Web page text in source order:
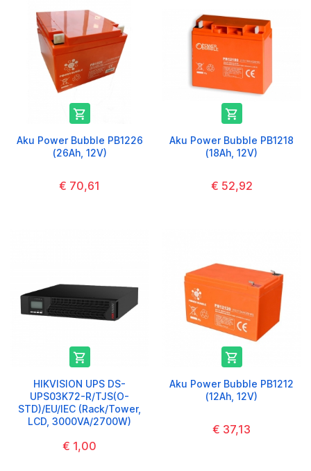

Aku Power Bubble PB1226
(26Ah, 12V)
€ 70,61

Aku Power Bubble PB1218
(18Ah, 12V)
€ 52,92

HIKVISION UPS DS-
UPS03K72-R/TJS(O-
STD)/EU/IEC (Rack/Tower,
LCD, 3000VA/2700W)
€ 1,00

Aku Power Bubble PB1212
(12Ah, 12V)
€ 37,13